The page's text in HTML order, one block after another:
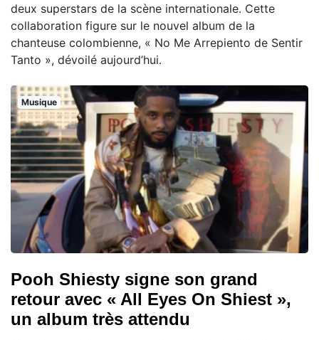
deux superstars de la scène internationale. Cette
collaboration figure sur le nouvel album de la
chanteuse colombienne, « No Me Arrepiento de Sentir
Tanto », dévoilé aujourd’hui.
Musique
Pooh Shiesty signe son grand
retour avec « All Eyes On Shiest »,
un album très attendu